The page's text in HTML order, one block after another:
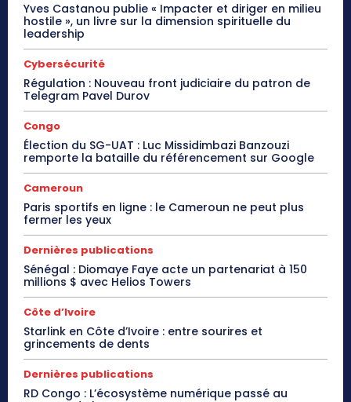
Yves Castanou publie « Impacter et diriger en milieu
hostile », un livre sur la dimension spirituelle du
leadership
Cybersécurité
Régulation : Nouveau front judiciaire du patron de
Telegram Pavel Durov
Congo
Élection du SG-UAT : Luc Missidimbazi Banzouzi
remporte la bataille du référencement sur Google
Cameroun
Paris sportifs en ligne : le Cameroun ne peut plus
fermer les yeux
Dernières publications
Sénégal : Diomaye Faye acte un partenariat à 150
millions $ avec Helios Towers
Côte d’Ivoire
Starlink en Côte d’Ivoire : entre sourires et
grincements de dents
Dernières publications
RD Congo : L’écosystème numérique passé au